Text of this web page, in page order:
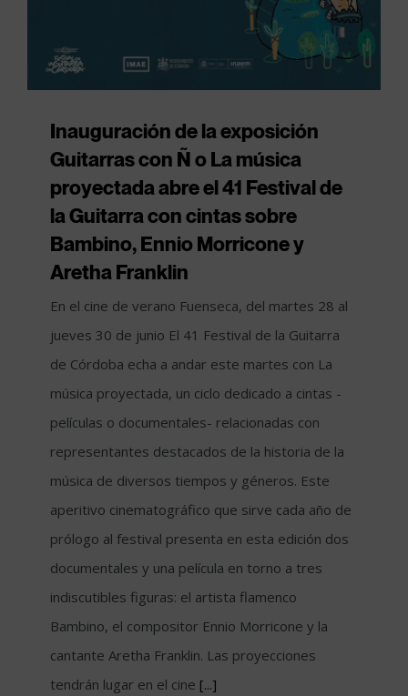
Inauguración de la exposición
Guitarras con Ñ o La música
proyectada abre el 41 Festival de
la Guitarra con cintas sobre
Bambino, Ennio Morricone y
Aretha Franklin
En el cine de verano Fuenseca, del martes 28 al
jueves 30 de junio El 41 Festival de la Guitarra
de Córdoba echa a andar este martes con La
música proyectada, un ciclo dedicado a cintas -
películas o documentales- relacionadas con
representantes destacados de la historia de la
música de diversos tiempos y géneros. Este
aperitivo cinematográfico que sirve cada año de
prólogo al festival presenta en esta edición dos
documentales y una película en torno a tres
indiscutibles figuras: el artista flamenco
Bambino, el compositor Ennio Morricone y la
cantante Aretha Franklin. Las proyecciones
tendrán lugar en el cine [...]